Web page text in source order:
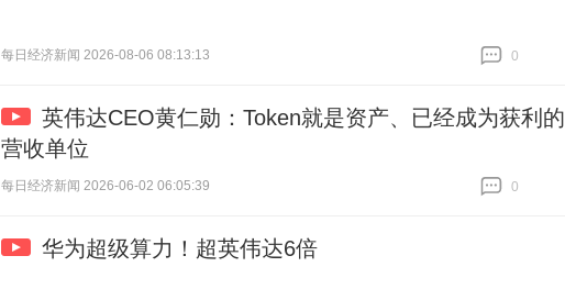
每日经济新闻 2026-08-06 08:13:13
0
英伟达CEO黄仁勋：Token就是资产、已经成为获利的
营收单位
每日经济新闻 2026-06-02 06:05:39
0
华为超级算力！超英伟达6倍